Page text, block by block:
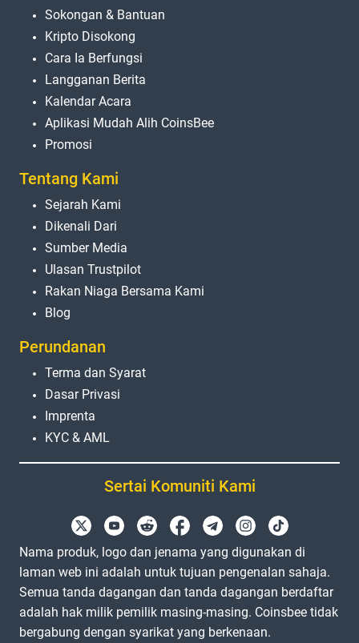
Sokongan & Bantuan
Kripto Disokong
Cara Ia Berfungsi
Langganan Berita
Kalendar Acara
Aplikasi Mudah Alih CoinsBee
Promosi
Tentang Kami
Sejarah Kami
Dikenali Dari
Sumber Media
Ulasan Trustpilot
Rakan Niaga Bersama Kami
Blog
Perundanan
Terma dan Syarat
Dasar Privasi
Imprenta
KYC & AML
Sertai Komuniti Kami
Nama produk, logo dan jenama yang digunakan di
laman web ini adalah untuk tujuan pengenalan sahaja.
Semua tanda dagangan dan tanda dagangan berdaftar
adalah hak milik pemilik masing-masing. Coinsbee tidak
bergabung dengan syarikat yang berkenaan.